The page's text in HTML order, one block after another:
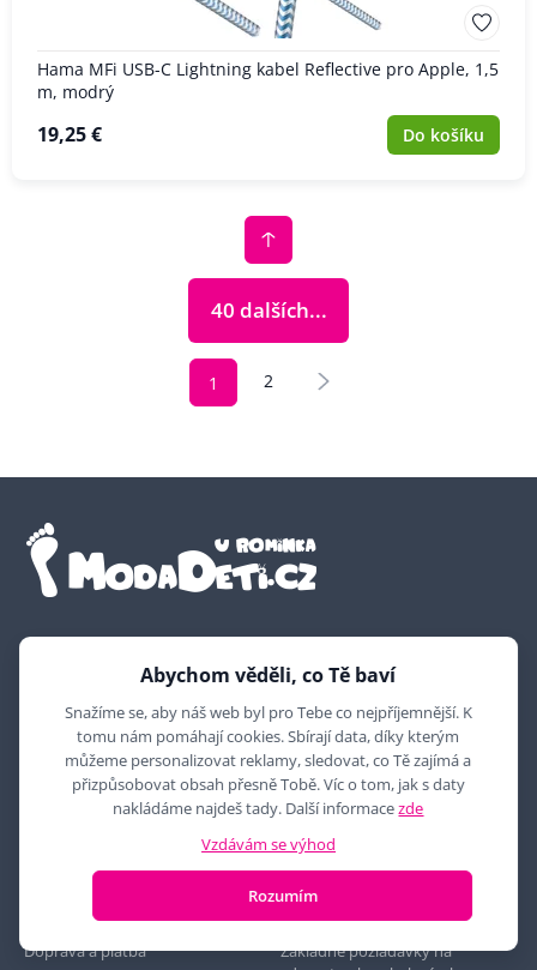
Hama MFi USB-C Lightning kabel Reflective pro Apple, 1,5
m, modrý
19,25 € Do košíku
40 dalších...
1 2
Volejte Po-Pi 09:00-12:30, 13:00-17:30, So 09:00-12:00
+420 774 777 710
nebo pište kdykoliv
obchod@modadeti.cz
Naše predajně
Prodejna UHERSKÉ HRADIŠTĚ
Doprava a platba
Poradňa
Základné požiadavky na
Abychom věděli, co Tě baví
Snažíme se, aby náš web byl pro Tebe co nejpříjemnější. K
tomu nám pomáhají cookies. Sbírají data, díky kterým
můžeme personalizovat reklamy, sledovat, co Tě zajímá a
přizpůsobovat obsah přesně Tobě. Víc o tom, jak s daty
nakládáme najdeš tady. Další informacezde
Vzdávám se výhod
Rozumím